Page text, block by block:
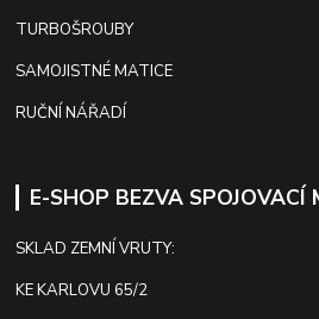
TURBOŠROUBY
SAMOJISTNÉ MATICE
RUČNÍ NÁŘADÍ
E-SHOP BEZVA SPOJOVACÍ
SKLAD ZEMNÍ VRUTY:
KE KARLOVU 65/2